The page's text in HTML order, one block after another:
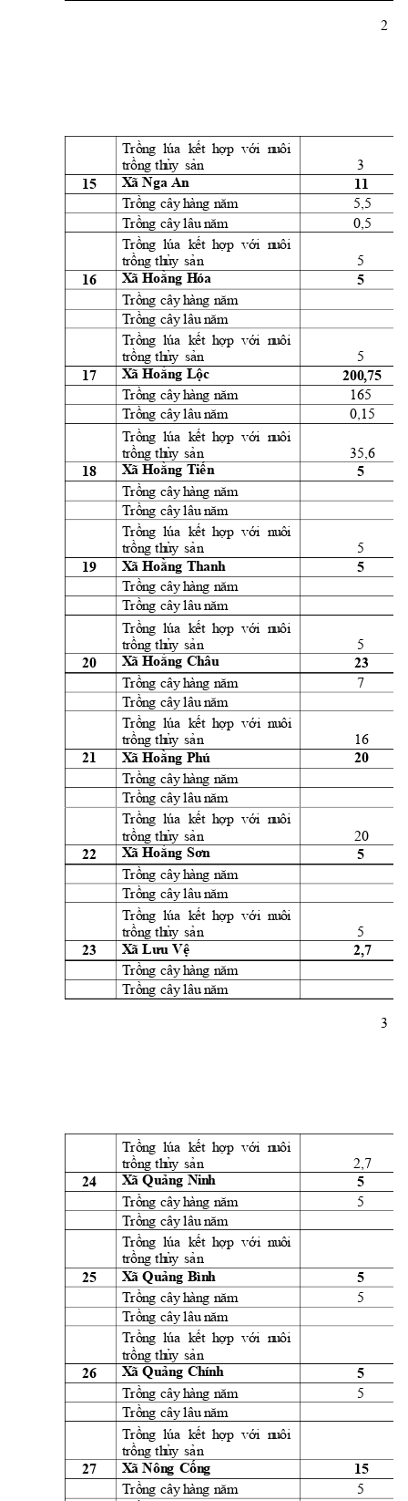
2
3
Trồng lúa kết hợp với
  n
uôi
trồng thủy sản 3
15 Xã Nga An 11
Trồng cây hàng năm 5,5
Trồng cây lâu năm 0,5
Trồng lúa kết hợp với
  n
uôi
trồng thủy sản 5
16 Xã Hoằng Hóa 5
Trồng cây hàng năm
Trồng cây lâu năm
Trồng lúa kết hợp với
  n
uôi
trồng thủy sản 5
17 Xã Hoằng Lộc 200,75
Trồng cây hàng năm 165
Trồng cây lâu năm 0,15
Trồng lúa kết hợp với
  n
uôi
trồng thủy sản 35,6
18 Xã Hoằng Tiến 5
Trồng cây hàng năm
Trồng cây lâu năm
Trồng lúa kết hợp với
  n
uôi
trồng thủy sản 5
19 Xã Hoằng Thanh 5
Trồng cây hàng năm
Trồng cây lâu năm
Trồng lúa kết hợp với
  n
uôi
trồng thủy sản 5
20 Xã Hoằng Châu 23
Trồng cây hàng năm 7
Trồng cây lâu năm
Trồng lúa kết hợp với  nuôi
trồng thủy sản 16
21 Xã Hoằng Phú 20
Trồng cây hàng năm
Trồng cây lâu năm
Trồng lúa kết hợp với
  n
uôi
trồng thủy sản 20
22 Xã Hoằng Sơn 5
Trồng cây hàng năm
Trồng cây lâu năm
Trồng lúa kết hợp với  nuôi
trồng thủy sản 5
23 Xã Lưu Vệ 2,7
Trồng cây hàng năm
Trồng cây lâu năm
Trồng lúa kết hợp với
  n
uôi
trồng thủy sản 2,7
24 Xã Quảng Ninh 5
Trồng cây hàng năm 5
Trồng cây lâu năm
Trồng lúa kết hợp với  nuôi
trồng thủy sản
25 Xã Quảng Bình 5
Trồng cây hàng năm 5
Trồng cây lâu năm
Trồng lúa kết hợp với
  n
uôi
trồng thủy sản
26 Xã Quảng Chính 5
Trồng cây hàng năm 5
Trồng cây lâu năm
Trồng lúa kết hợp với
  n
uôi
trồng thủy sản
27 Xã Nông Cống 15
Trồng cây hàng năm 5